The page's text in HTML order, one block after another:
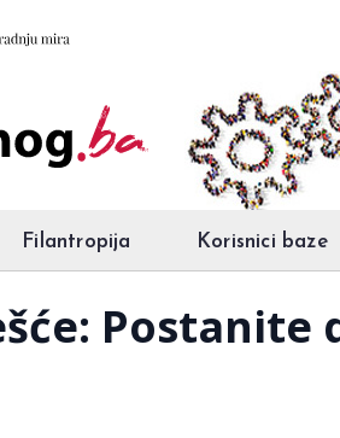
Filantropija Korisnici baze